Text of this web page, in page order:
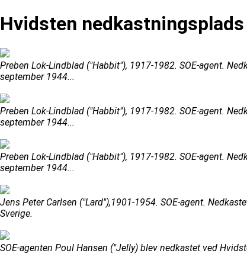
Hvidsten nedkastningsplads
Preben Lok-Lindblad ("Habbit"), 1917-1982. SOE-agent.
september 1944...
Preben Lok-Lindblad ("Habbit"), 1917-1982. SOE-agent.
september 1944...
Preben Lok-Lindblad ("Habbit"), 1917-1982. SOE-agent.
september 1944...
Jens Peter Carlsen ("Lard"),1901-1954. SOE-agent.
Sverige.
SOE-agenten Poul Hansen ("Jelly) blev nedkastet ved